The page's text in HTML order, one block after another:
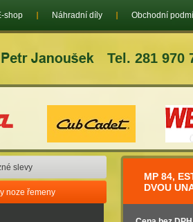
Tel. 281 970
shop Náhradní díly Obchodní
slevy
noze řemeny
MP 84,
DVOU